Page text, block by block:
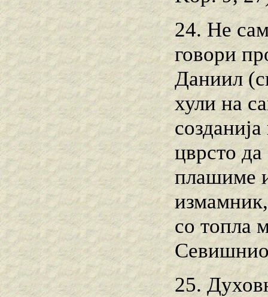
24. Не
говори
Даниил
хули на
цврсто
плашиме
со топла
25.